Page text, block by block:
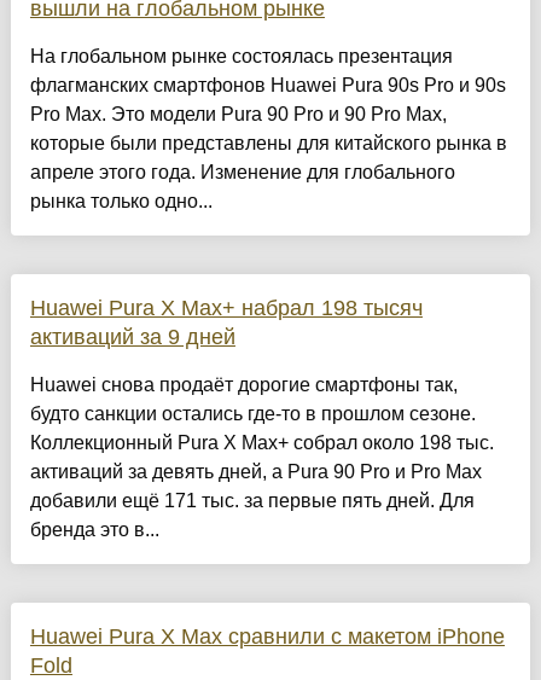
вышли на глобальном рынке
На глобальном рынке состоялась презентация
флагманских смартфонов Huawei Pura 90s Pro и 90s
Pro Max. Это модели Pura 90 Pro и 90 Pro Max,
которые были представлены для китайского рынка в
апреле этого года. Изменение для глобального
рынка только одно...
Huawei Pura X Max+ набрал 198 тысяч
активаций за 9 дней
Huawei снова продаёт дорогие смартфоны так,
будто санкции остались где-то в прошлом сезоне.
Коллекционный Pura X Max+ собрал около 198 тыс.
активаций за девять дней, а Pura 90 Pro и Pro Max
добавили ещё 171 тыс. за первые пять дней. Для
бренда это в...
Huawei Pura X Max сравнили с макетом iPhone
Fold